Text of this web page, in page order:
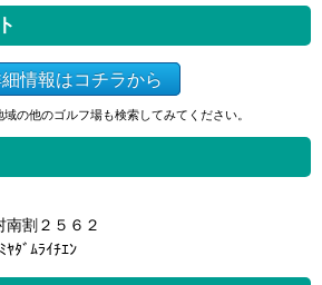
情報はコチラから
の他のゴルフ場も検索してみてください。
割２５６２
ﾔﾀﾞﾑﾗｲﾁｴﾝ